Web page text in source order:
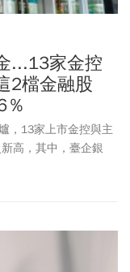
...13家金控
2檔金融股
％
，13家上市金控與主
高，其中，臺企銀
2891）、富邦金